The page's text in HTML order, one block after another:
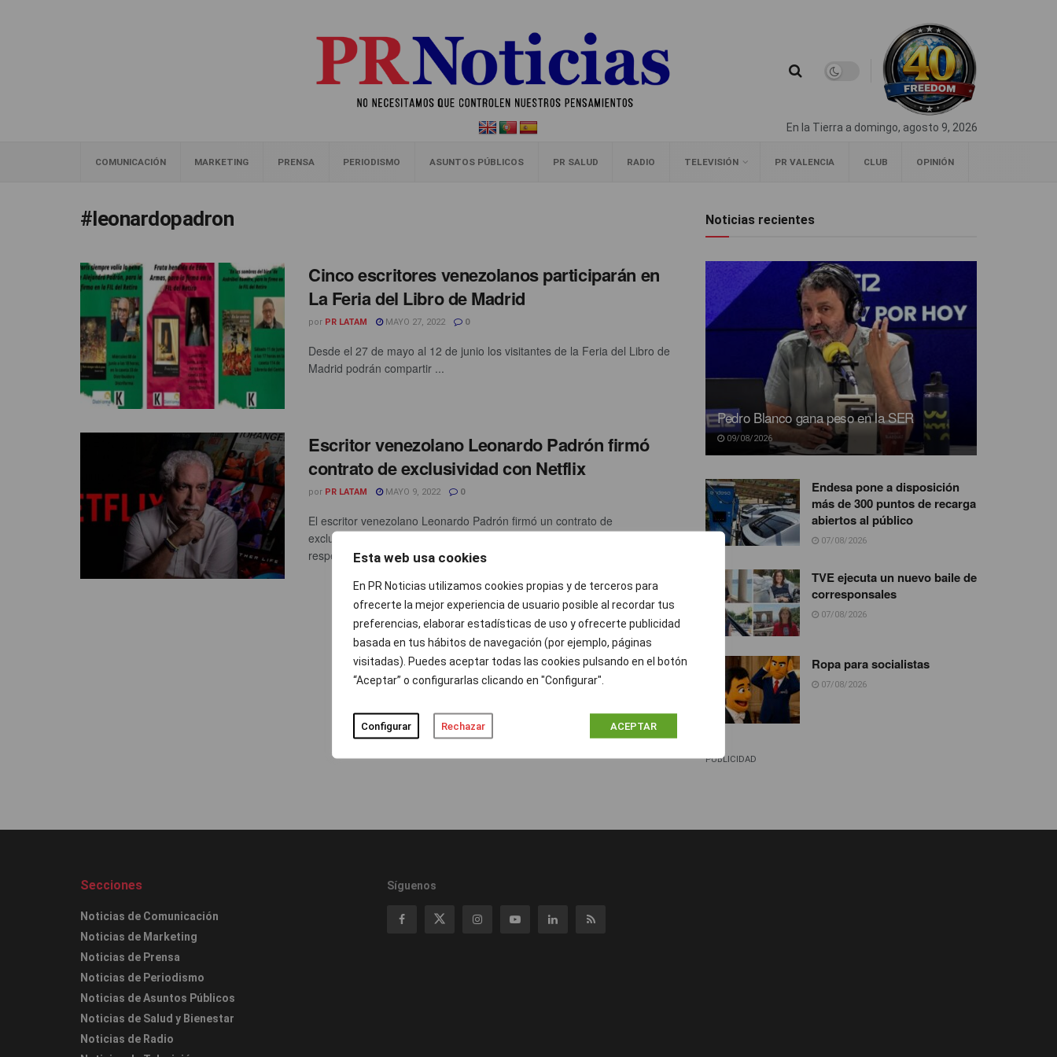
Esta web usa cookies
En PR Noticias utilizamos cookies propias y de terceros para
ofrecerte la mejor experiencia de usuario posible al recordar tus
preferencias, elaborar estadísticas de uso y ofrecerte publicidad
basada en tus hábitos de navegación (por ejemplo, páginas
visitadas). Puedes aceptar todas las cookies pulsando en el botón
“Aceptar” o configurarlas clicando en "Configurar".
Configurar Rechazar ACEPTAR
En la Tierra a domingo, agosto 9, 2026
COMUNICACIÓN MARKETING PRENSA PERIODISMO ASUNTOS PÚBLICOS PR SALUD RADIO TELEVISIÓN PR VALENCIA CLUB OPINIÓN
#leonardopadron
Cinco escritores venezolanos participarán en
La Feria del Libro de Madrid
por PR LATAM MAYO 27, 2022 0
Desde el 27 de mayo al 12 de junio los visitantes de la Feria del Libro de
Madrid podrán compartir ...
Escritor venezolano Leonardo Padrón firmó
contrato de exclusividad con Netflix
por PR LATAM MAYO 9, 2022 0
El escritor venezolano Leonardo Padrón firmó un contrato de
exclusividad por tres años con la plataforma de streaming Netflix. Al
respecto Padrón ...
Noticias recientes
Pedro Blanco gana peso en la SER
09/08/2026
Endesa pone a disposición
más de 300 puntos de recarga
abiertos al público
07/08/2026
TVE ejecuta un nuevo baile de
corresponsales
07/08/2026
Ropa para socialistas
07/08/2026
PUBLICIDAD
Secciones
Noticias de Comunicación
Noticias de Marketing
Noticias de Prensa
Noticias de Periodismo
Noticias de Asuntos Públicos
Noticias de Salud y Bienestar
Noticias de Radio
Síguenos